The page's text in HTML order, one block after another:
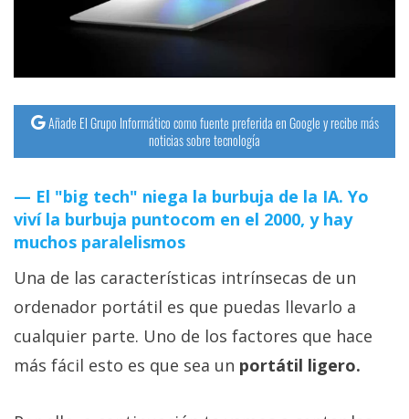
Añade El Grupo Informático como fuente preferida en Google y recibe más
noticias sobre tecnología
El "big tech" niega la burbuja de la IA. Yo
viví la burbuja puntocom en el 2000, y hay
muchos paralelismos
Una de las características intrínsecas de un
ordenador portátil es que puedas llevarlo a
cualquier parte. Uno de los factores que hace
más fácil esto es que sea un portátil ligero.